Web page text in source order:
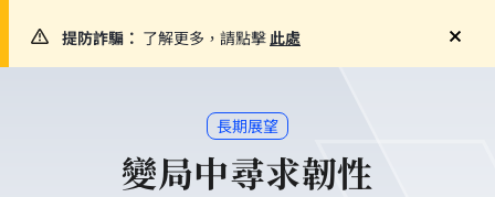
提防詐騙： 了解更多，請點擊 此處
長期展望
變局中尋求韌性